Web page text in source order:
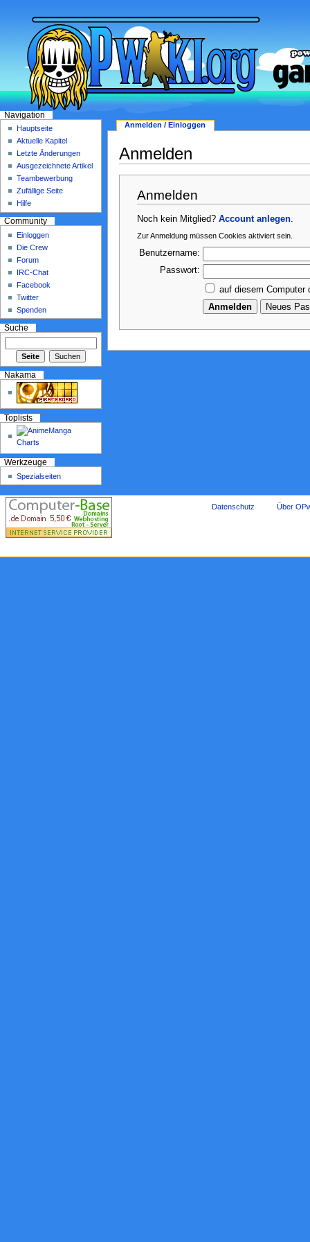
Anmelden
Anmelden
Noch kein Mitglied?Account anlegen
Zur Anmeldung müssen Cookies aktiviert sein.
Benutzername:
Passwort:
auf diesem Computer
Anmelden / Einloggen
Navigation
Hauptseite
Aktuelle Kapitel
Letzte Änderungen
Ausgezeichnete Artikel
Teambewerbung
Zufällige Seite
Hilfe
Community
Einloggen
Die Crew
Forum
IRC-Chat
Facebook
Twitter
Spenden
Suche
Nakama
Toplists
Werkzeuge
Spezialseiten
Datenschutz Über